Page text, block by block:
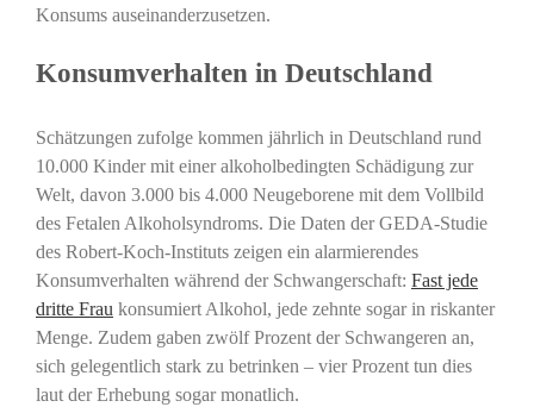
Konsums auseinanderzusetzen.
Konsumverhalten in Deutschland
Schätzungen zufolge kommen jährlich in Deutschland rund
10.000 Kinder mit einer alkoholbedingten Schädigung zur
Welt, davon 3.000 bis 4.000 Neugeborene mit dem Vollbild
des Fetalen Alkoholsyndroms. Die Daten der GEDA-Studie
des Robert-Koch-Instituts zeigen ein alarmierendes
Konsumverhalten während der Schwangerschaft: Fast jede
dritte Frau konsumiert Alkohol, jede zehnte sogar in riskanter
Menge. Zudem gaben zwölf Prozent der Schwangeren an,
sich gelegentlich stark zu betrinken – vier Prozent tun dies
laut der Erhebung sogar monatlich.